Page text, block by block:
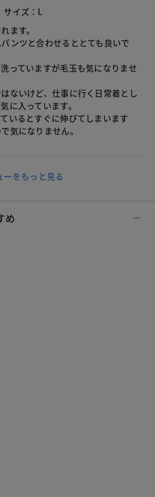
サイズ：L
ます。
ンツと合わせるととても良いで
っていますが毛玉も気になりませ
ないけど、仕事に行く日常着とし
に入っています。
いるとすぐに伸びてしまいます
気になりません。
ーをもっと見る
め